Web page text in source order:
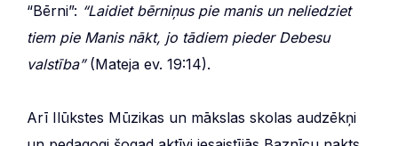
“Bērni”: “Laidiet bērniņus pie manis un neliedziet
tiem pie Manis nākt, jo tādiem pieder Debesu
valstība”(Mateja ev. 19:14).
Arī Ilūkstes Mūzikas un mākslas skolas audzēkņi